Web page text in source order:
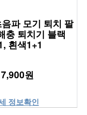
파 모기 퇴치 팔
충 퇴치기 블랙
흰색1+1
원
정보확인